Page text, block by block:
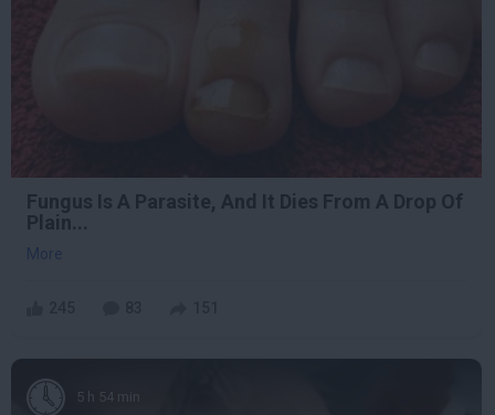
Fungus Is A Parasite, And It Dies From A Drop Of
Plain...
More
5 h 54 min